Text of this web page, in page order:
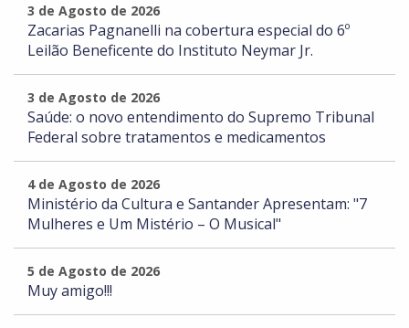
3 de Agosto de 2026
Zacarias Pagnanelli na cobertura especial do 6º
Leilão Beneficente do Instituto Neymar Jr.
3 de Agosto de 2026
Saúde: o novo entendimento do Supremo Tribunal
Federal sobre tratamentos e medicamentos
4 de Agosto de 2026
Ministério da Cultura e Santander Apresentam: "7
Mulheres e Um Mistério – O Musical"
5 de Agosto de 2026
Muy amigo!!!